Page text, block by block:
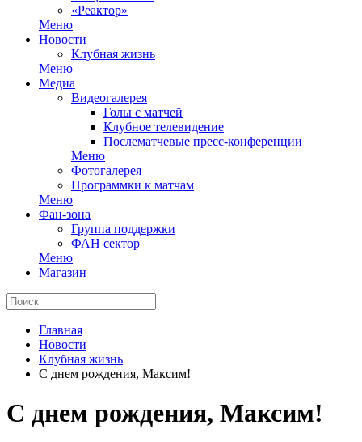
«Реактор»
Меню
Новости
Клубная жизнь
Меню
Медиа
Видеогалерея
Голы с матчей
Клубное телевидение
Послематчевые пресс-конференции
Меню
Фотогалерея
Программки к матчам
Меню
Фан-зона
Группа поддержки
ФАН сектор
Меню
Магазин
Главная
Новости
Клубная жизнь
С днем рождения, Максим!
С днем рождения, Максим!